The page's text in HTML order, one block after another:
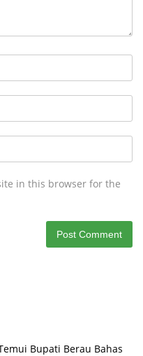
in this browser for the
Bupati Berau Bahas